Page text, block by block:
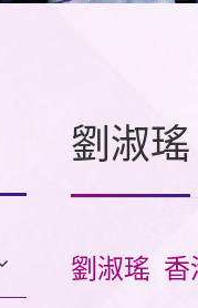
劉淑瑤
劉淑瑤 香